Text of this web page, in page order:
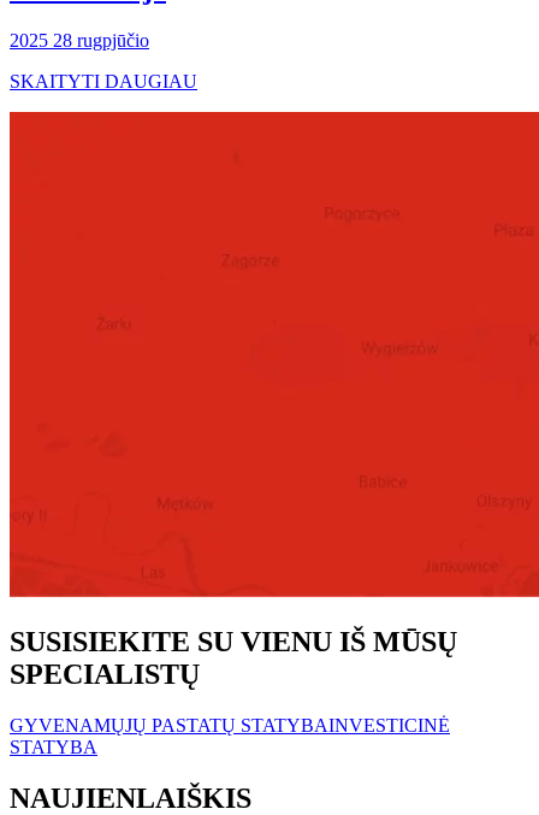
2025 28 rugpjūčio
SKAITYTI DAUGIAU
SUSISIEKITE SU VIENU IŠ MŪSŲ
SPECIALISTŲ
GYVENAMŲJŲ PASTATŲ STATYBAINVESTICINĖ
STATYBA
NAUJIENLAIŠKIS